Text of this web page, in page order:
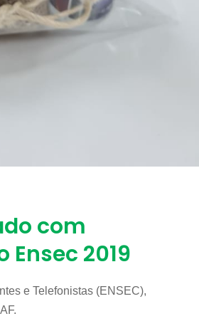
com
2019
e Telefonistas (ENSEC),